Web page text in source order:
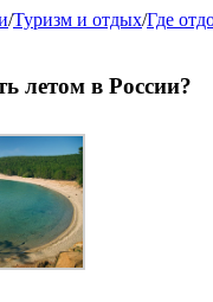
/Туризм и отдых/Где
летом в России?